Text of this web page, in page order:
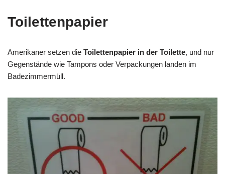
Toilettenpapier
Amerikaner setzen die Toilettenpapier in der Toilette, und nur
Gegenstände wie Tampons oder Verpackungen landen im
Badezimmermüll.